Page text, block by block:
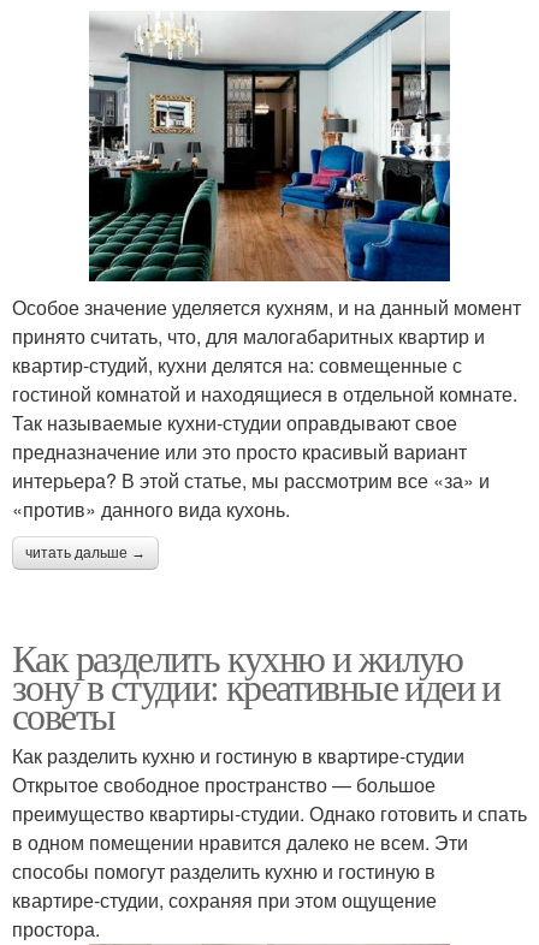
Особое значение уделяется кухням, и на данный момент
принято считать, что, для малогабаритных квартир и
квартир-студий, кухни делятся на: совмещенные с
гостиной комнатой и находящиеся в отдельной комнате.
Так называемые кухни-студии оправдывают свое
предназначение или это просто красивый вариант
интерьера? В этой статье, мы рассмотрим все «за» и
«против» данного вида кухонь.
читать дальше →
Как разделить кухню и жилую
зону в студии: креативные идеи и
советы
Как разделить кухню и гостиную в квартире-студии
Открытое свободное пространство — большое
преимущество квартиры-студии. Однако готовить и спать
в одном помещении нравится далеко не всем. Эти
способы помогут разделить кухню и гостиную в
квартире-студии, сохраняя при этом ощущение
простора.